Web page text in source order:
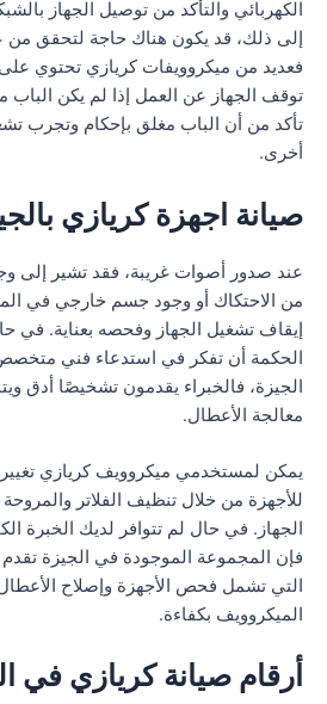
الكهربائي والتأكد من توصيل الجهاز
إلى ذلك، قد يكون هناك حاجة لتحقق
فعديد من ميكروويفات كريازي تحتوي
توقف الجهاز عن العمل إذا لم يكن الباب
تأكد من أن الباب مغلق بإحكام وتجرب
أخرى.
صيانة اجهزة كريازي
عند صدور أصوات غريبة، فقد تشير إلى
من الاحتكاك أو وجود جسم خارجي في
إيقاف تشغيل الجهاز وفحصه بعناية. في
الحكمة أن تفكر في استدعاء فني
الجيزة، فالخبراء يقدمون تشخيصًا أدق
معالجة الأعطال.
يمكن لمستخدمي ميكروويف كريازي تغيير
للأجهزة من خلال تنظيف الفلاتر
الجهاز. في حال لم تتوافر لديك الخبرة
فإن المجموعة الموجودة في الجيزة
التي تشمل فحص الأجهزة وإصلاح
الميكروويف بكفاءة.
أرقام صيانة كريازي في